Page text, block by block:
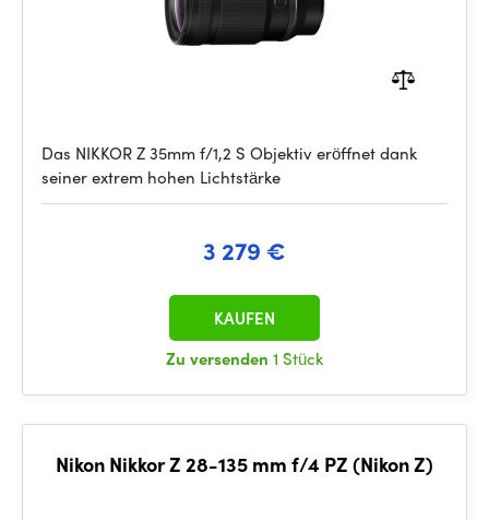
Das NIKKOR Z 35mm f/1,2 S Objektiv eröffnet dank
seiner extrem hohen Lichtstärke
3 279 €
Zu versenden 1 Stück
KAUFEN
Nikon Nikkor Z 28-135 mm f/4 PZ (Nikon Z)